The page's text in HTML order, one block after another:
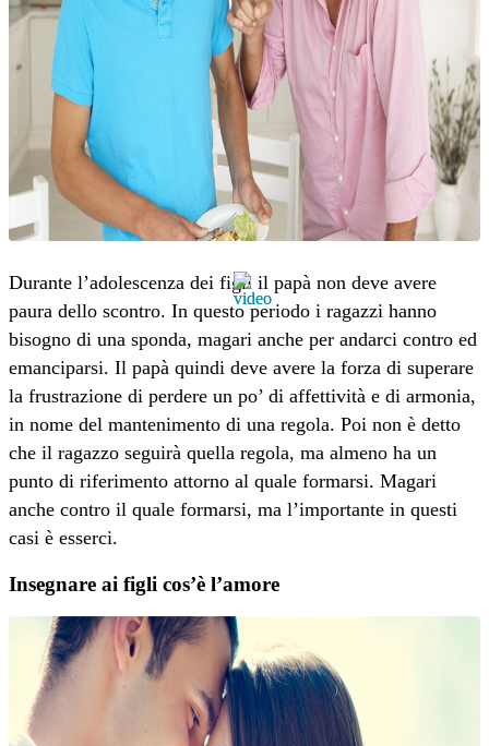
Durante l’adolescenza dei figli il papà non deve avere
paura dello scontro. In questo periodo i ragazzi hanno
bisogno di una sponda, magari anche per andarci contro ed
emanciparsi. Il papà quindi deve avere la forza di superare
la frustrazione di perdere un po’ di affettività e di armonia,
in nome del mantenimento di una regola. Poi non è detto
che il ragazzo seguirà quella regola, ma almeno ha un
punto di riferimento attorno al quale formarsi. Magari
anche contro il quale formarsi, ma l’importante in questi
casi è esserci.
Insegnare ai figli cos’è l’amore